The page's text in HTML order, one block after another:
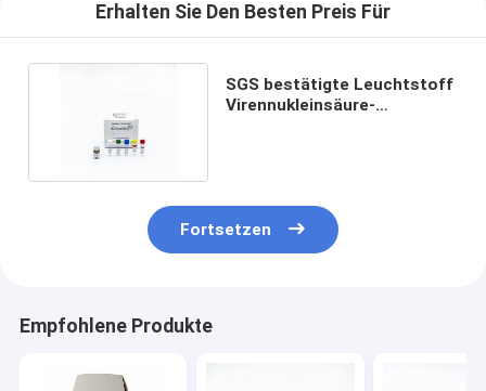
Erhalten Sie Den Besten Preis Für
SGS bestätigte Leuchtstoff
Virennukleinsäure-
Fortsetzen
Empfohlene Produkte